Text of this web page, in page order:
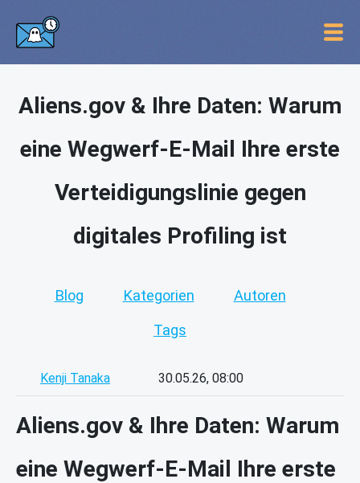
Aliens.gov & Ihre Daten: Warum
eine Wegwerf-E-Mail Ihre erste
Verteidigungslinie gegen
digitales Profiling ist
Blog Kategorien Autoren
Tags
Kenji Tanaka 30.05.26, 08:00
Aliens.gov & Ihre Daten: Warum
eine Wegwerf-E-Mail Ihre erste